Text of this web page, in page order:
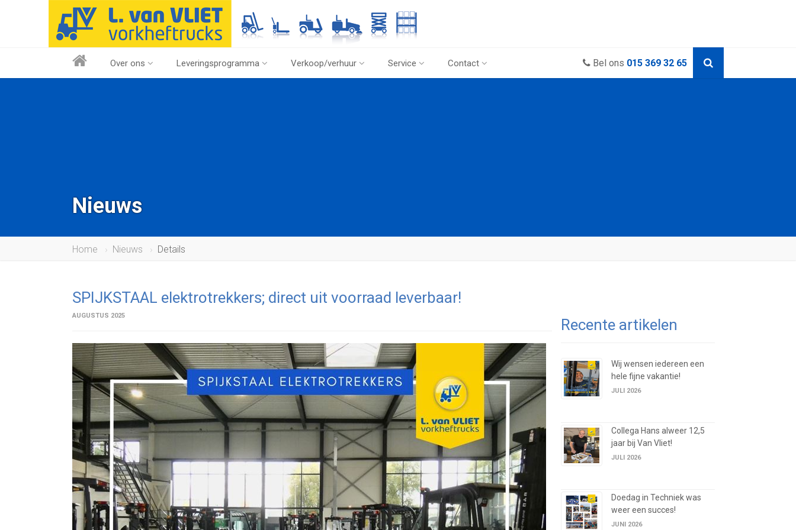
Bel ons 015 369 32 65
Over ons Leveringsprogramma Verkoop/verhuur Service Contact
Nieuws
Home Nieuws Details
SPIJKSTAAL elektrotrekkers; direct uit voorraad leverbaar!
AUGUSTUS 2025
Recente artikelen
Wij wensen iedereen een
hele fijne vakantie!
JULI 2026
Collega Hans alweer 12,5
jaar bij Van Vliet!
JULI 2026
Doedag in Techniek was
weer een succes!
JUNI 2026